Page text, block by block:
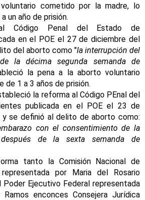
cometido por la madre, lo
un año de prisión.
Código Penal del Estado de
en el POE el 27 de diciembre del
del aborto como "la interrupción del
la décima segunda semanda de
la pena a la aborto voluntario
de 1 a 3 años de prisión.
la reforma al Código PEnal del
publicada en el POE el 23 de
se definió al delito de aborto como:
con el consentimiento de la
después de la sexta semanda de
tanto la Comisión Nacional de
por Maria del Rosario
Poder Ejecutivo Federal representada
enconces Consejera Jurídica